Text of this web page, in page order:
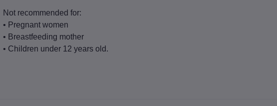
Not recommended for:
• Pregnant women
• Breastfeeding mother
• Children under 12 years old.